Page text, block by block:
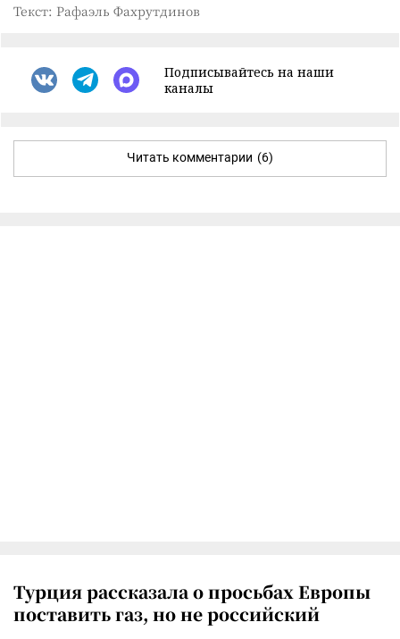
Текст: Рафаэль Фахрутдинов
Подписывайтесь на наши
каналы
Читать комментарии (6)
Турция рассказала о просьбах Европы
поставить газ, но не российский